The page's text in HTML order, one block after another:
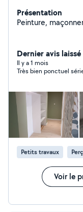
Présentation
Peinture,
Dernier avis
Il y a 1 mois
Très bien ponctuel
Petits travaux
Voir le